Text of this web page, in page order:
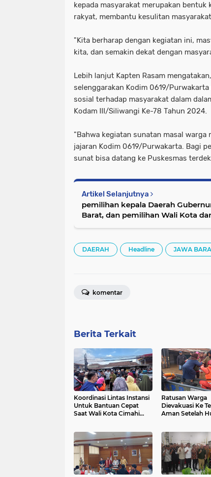
kepada masyarakat merupakan bentuk
rakyat, membantu kesulitan
"Kita berharap dengan kegiatan ini,
kita, dan semakin dekat dengan
Lebih lanjut Kapten Rasam
selenggarakan Kodim 0619/
sosial terhadap masyarakat dalam
Kodam III/Siliwangi Ke-78 Tahun 2024.
"Bahwa kegiatan sunatan masal
jajaran Kodim 0619/Purwakarta. Bagi
sunat bisa datang ke Puskesmas
Artikel Selanjutnya
pemilihan kepala Daerah
Barat, dan pemilihan Wali Kota dan Wakil Walikota Cimahi
DAERAH Headline JAWA
komentar
Berita Terkait
Koordinasi Lintas Instansi
Untuk Bantuan Cepat
Saat Wali Kota Cimahi
Ratusan Warga
Dievakuasi Ke
Aman Setelah